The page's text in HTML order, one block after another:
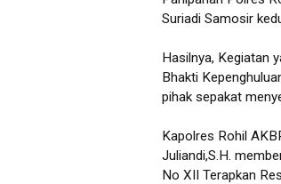
Suriadi Samosir
Hasilnya, Kegiatan
Bhakti
pihak sepakat
Kapolres Rohil
Juliandi,S.H.
No XII Terapkan